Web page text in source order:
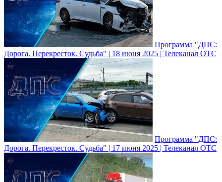
Программа "ДПС:
Дорога. Перекресток. Судьба" | 18 июня 2025 | Телеканал ОТС
Программа "ДПС:
Дорога. Перекресток. Судьба" | 17 июня 2025 | Телеканал ОТС